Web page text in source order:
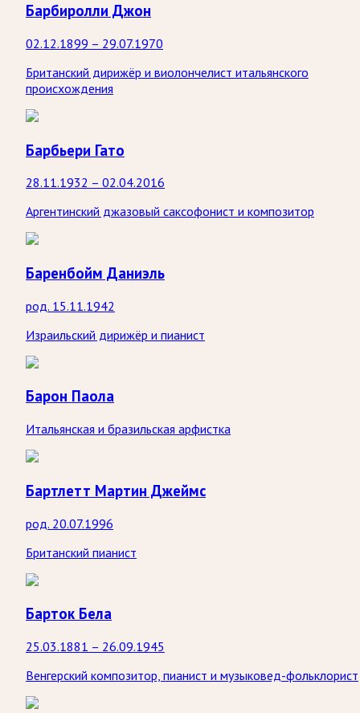
Барбиролли Джон
02.12.1899 – 29.07.1970
Британский дирижёр и виолончелист итальянского
происхождения
Барбьери Гато
28.11.1932 – 02.04.2016
Аргентинский джазовый саксофонист и композитор
Баренбойм Даниэль
род. 15.11.1942
Израильский дирижёр и пианист
Барон Паола
Итальянская и бразильская арфистка
Бартлетт Мартин Джеймс
род. 20.07.1996
Британский пианист
Барток Бела
25.03.1881 – 26.09.1945
Венгерский композитор, пианист и музыковед-фольклорист